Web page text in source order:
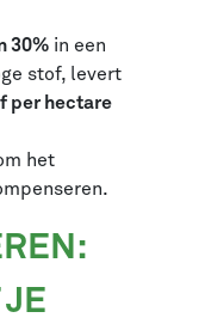
30% in een
stof, levert
per hectare
het